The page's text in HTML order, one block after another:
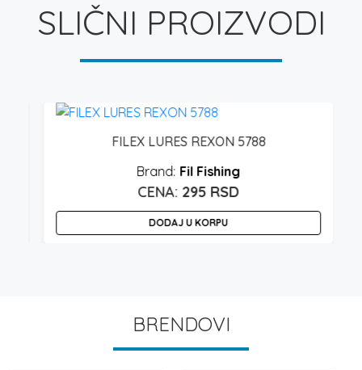
SLIČNI PROIZVODI
FILEX LURES REXON 5788
Fil Fishing
295RSD
DODAJ U KORPU
BRENDOVI